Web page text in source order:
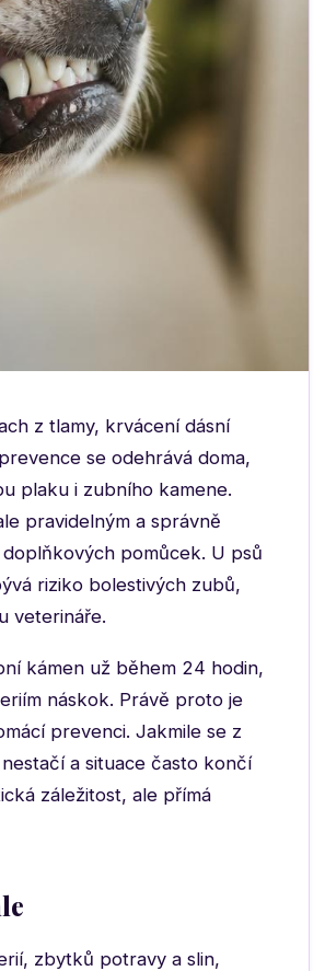
z tlamy, krvácení dásní
se odehrává doma,
plaku i zubního kamene.
pravidelným a správně
pomůcek. U psů
riziko bolestivých zubů,
veterináře.
kámen už během 24 hodin,
náskok. Právě proto je
prevenci. Jakmile se z
a situace často končí
záležitost, ale přímá
zbytků potravy a slin,